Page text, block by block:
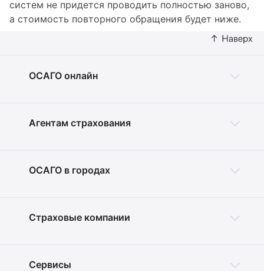
систем не придется проводить полностью заново,
а стоимость повторного обращения будет ниже.
ОСАГО онлайн
Агентам страхования
ОСАГО в городах
Страховые компании
Сервисы